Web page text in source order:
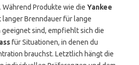
Während Produkte wie die Yankee
langer Brenndauer für lange
sind, empfiehlt sich die
für Situationen, in denen du
brauchst. Letztlich hängt die